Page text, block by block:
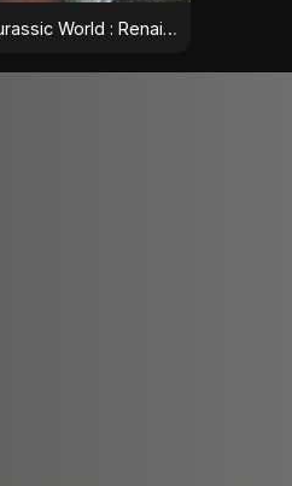
Jurassic World : Renaissance